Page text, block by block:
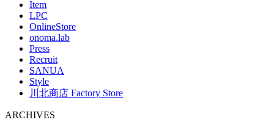
Item
LPC
OnlineStore
onoma.lab
Press
Recruit
SANUA
Style
川北商店 Factory Store
ARCHIVES